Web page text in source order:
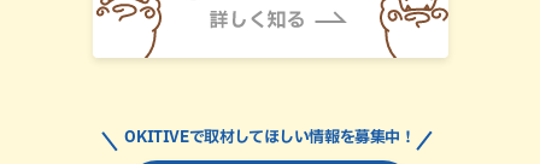
OKITIVEで取材してほしい情報を募集中！